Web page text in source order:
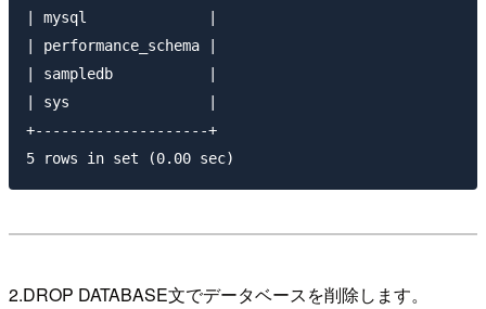
| mysql              |
| performance_schema |
| sampledb           |
| sys                |
+--------------------+
2.DROP DATABASE文でデータベースを削除します。